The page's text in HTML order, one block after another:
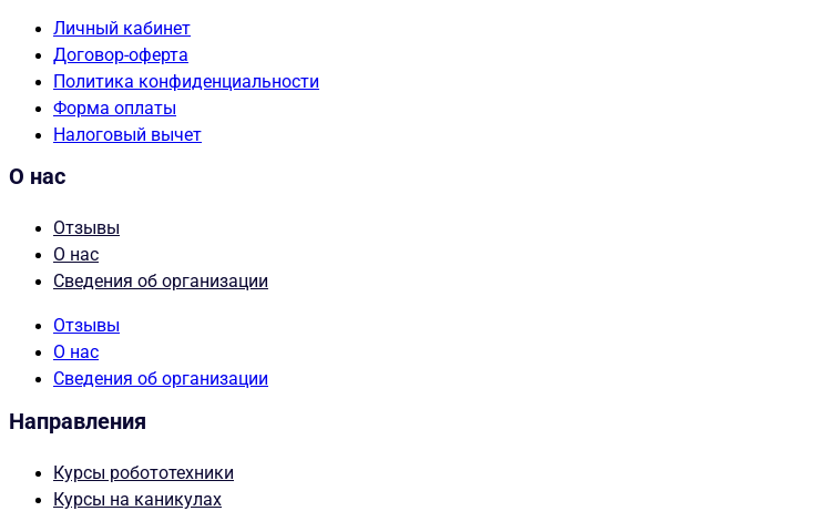
Личный кабинет
Договор-оферта
Политика конфиденциальности
Форма оплаты
Налоговый вычет
О нас
Отзывы
О нас
Сведения об организации
Отзывы
О нас
Сведения об организации
Направления
Курсы робототехники
Курсы на каникулах